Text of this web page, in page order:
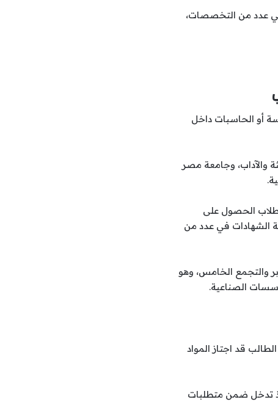
في عدد من التخصصات،
أو الحاسبات داخل
والآداب، وجامعة مصر
الحصول على
الشهادات في عدد من
والتجمع الخامس، وهو
الصناعية.
قد اجتاز المواد
إذ تدخل ضمن متطلبات